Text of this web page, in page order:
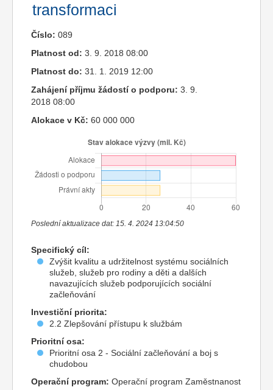
transformaci
Číslo: 089
Platnost od: 3. 9. 2018 08:00
Platnost do: 31. 1. 2019 12:00
Zahájení příjmu žádostí o podporu: 3. 9.
2018 08:00
Alokace v Kč: 60 000 000
Poslední aktualizace dat: 15. 4. 2024 13:04:50
Specifický cíl:
Zvýšit kvalitu a udržitelnost systému sociálních
služeb, služeb pro rodiny a děti a dalších
navazujících služeb podporujících sociální
začleňování
Investiční priorita:
2.2 Zlepšování přístupu k službám
Prioritní osa:
Prioritní osa 2 - Sociální začleňování a boj s
chudobou
Operační program: Operační program Zaměstnanost